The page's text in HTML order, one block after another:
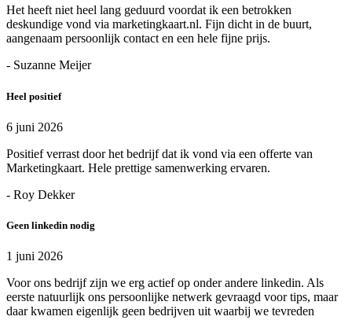
Het heeft niet heel lang geduurd voordat ik een betrokken
deskundige vond via marketingkaart.nl. Fijn dicht in de buurt,
aangenaam persoonlijk contact en een hele fijne prijs.
- Suzanne Meijer
Heel positief
6 juni 2026
Positief verrast door het bedrijf dat ik vond via een offerte van
Marketingkaart. Hele prettige samenwerking ervaren.
- Roy Dekker
Geen linkedin nodig
1 juni 2026
Voor ons bedrijf zijn we erg actief op onder andere linkedin. Als
eerste natuurlijk ons persoonlijke netwerk gevraagd voor tips, maar
daar kwamen eigenlijk geen bedrijven uit waarbij we tevreden